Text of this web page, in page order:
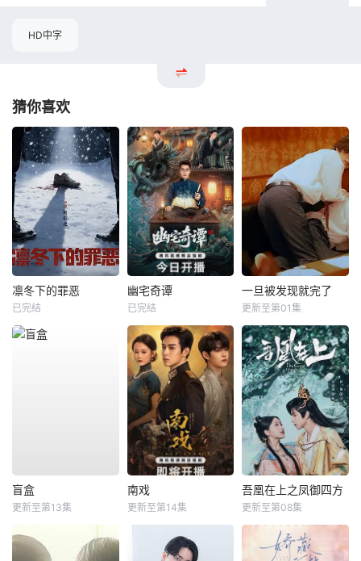
HD中字
猜你喜欢
凛冬下的罪恶
已完结
幽宅奇谭
已完结
一旦被发现就完了
更新至第01集
盲盒
更新至第13集
南戏
更新至第14集
吾凰在上之凤御四方
更新至第08集